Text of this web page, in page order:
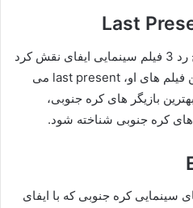
در سال 2001، این بازیگر مطرح رد 3 فیلم سینمایی ایفای نقش کرد
که یکی از بهترین و پر بازدید ترین فیلم های او، last present می
بازیگر های کره جنوبی،
های کره جنوبی شناخته شود.
سینمایی کره جنوبی که با ایفای